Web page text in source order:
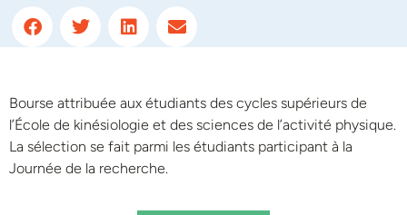
Bourse attribuée aux étudiants des cycles supérieurs de
l’École de kinésiologie et des sciences de l’activité physique.
La sélection se fait parmi les étudiants participant à la
Journée de la recherche.